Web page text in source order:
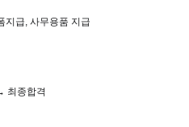
지급, 사무용품 지급
최종합격